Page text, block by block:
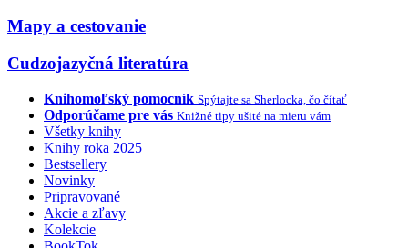
Mapy a cestovanie
Cudzojazyčná literatúra
Knihomoľský pomocník Spýtajte sa Sherlocka, čo čítať
Odporúčame pre vás Knižné tipy ušité na mieru vám
Všetky knihy
Knihy roka 2025
Bestsellery
Novinky
Pripravované
Akcie a zľavy
Kolekcie